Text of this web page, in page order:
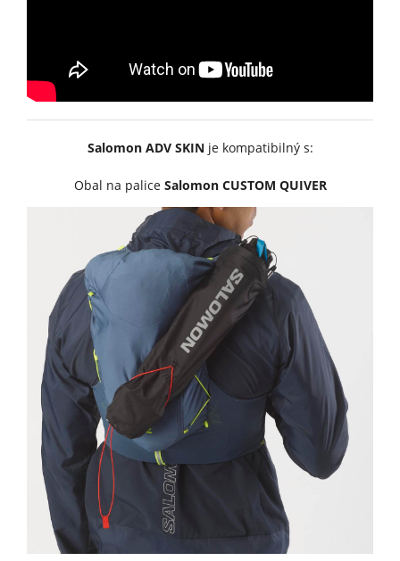
Salomon ADV SKINje kompatibilný s:
Obal na palice Salomon CUSTOM QUIVER